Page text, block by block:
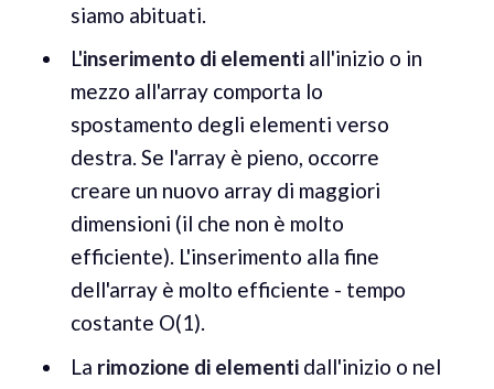
siamo abituati.
L'inserimento di elementiall'inizio o in
mezzo all'array comporta lo
spostamento degli elementi verso
destra. Se l'array è pieno, occorre
creare un nuovo array di maggiori
dimensioni (il che non è molto
efficiente). L'inserimento alla fine
dell'array è molto efficiente - tempo
costante O(1).
La rimozione di elementidall'inizio o nel